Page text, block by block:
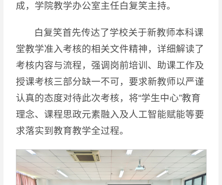
成，学院教学办公室主任白复笑主持。
白复笑首先传达了学校关于新教师本科课
堂教学准入考核的相关文件精神，详细解读了
考核内容与流程，强调岗前培训、助课工作及
授课考核三部分缺一不可，要求新教师以严谨
认真的态度对待此次考核，将“学生中心”教育
理念、课程思政元素融入及人工智能赋能等要
求落实到教育教学全过程。